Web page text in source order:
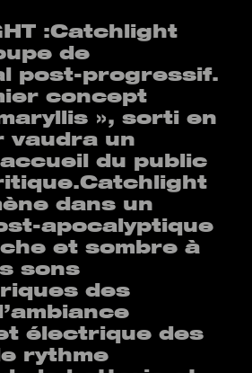
:Catchlight
de
post-progressif.
concept
», sorti en
vaudra un
du public
dans un
apocalyptique
et sombre à
sons
des
électrique des
rythme